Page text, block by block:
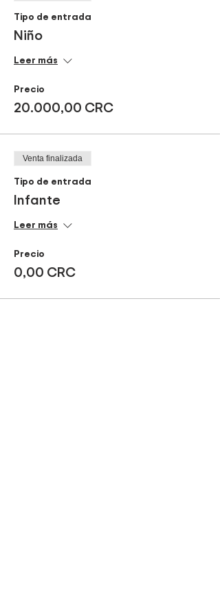
Tipo de entrada
Niño
Leer más
Precio
20.000,00 CRC
Venta finalizada
Tipo de entrada
Infante
Leer más
Precio
0,00 CRC